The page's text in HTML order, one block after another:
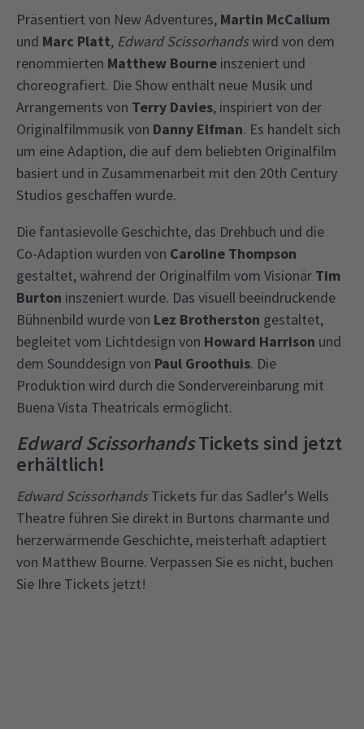
Präsentiert von New Adventures, Martin McCallum
und Marc Platt, Edward Scissorhandswird von dem
renommierten Matthew Bourne inszeniert und
choreografiert. Die Show enthält neue Musik und
Arrangements von Terry Davies, inspiriert von der
Originalfilmmusik von Danny Elfman. Es handelt sich
um eine Adaption, die auf dem beliebten Originalfilm
basiert und in Zusammenarbeit mit den 20th Century
Studios geschaffen wurde.
Die fantasievolle Geschichte, das Drehbuch und die
Co-Adaption wurden von Caroline Thompson
gestaltet, während der Originalfilm vom Visionär Tim
Burton inszeniert wurde. Das visuell beeindruckende
Bühnenbild wurde von Lez Brotherston gestaltet,
begleitet vom Lichtdesign von Howard Harrison und
dem Sounddesign von Paul Groothuis. Die
Produktion wird durch die Sondervereinbarung mit
Buena Vista Theatricals ermöglicht.
Edward ScissorhandsTickets sind jetzt
erhältlich!
Edward Scissorhands Tickets für das Sadler's Wells
Theatre führen Sie direkt in Burtons charmante und
herzerwärmende Geschichte, meisterhaft adaptiert
von Matthew Bourne. Verpassen Sie es nicht, buchen
Sie Ihre Tickets jetzt!